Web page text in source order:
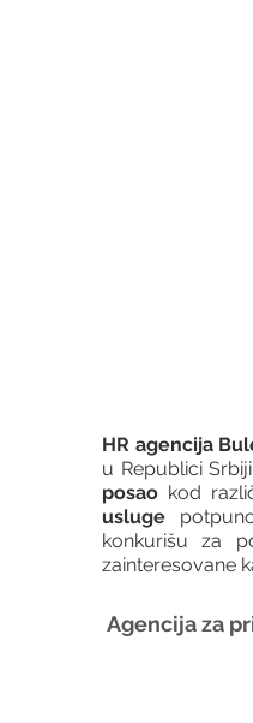
HR agencija
u Republici Srbiji.
posao kod
usluge
konkurišu za
zainteresovane
Agencija za